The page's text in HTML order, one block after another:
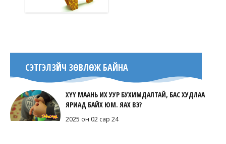
СЭТГЭЛЗҮЙЧ ЗӨВЛӨЖ БАЙНА
ХҮҮ МААНЬ ИХ УУР БУХИМДАЛТАЙ, БАС ХУДЛАА
ЯРИАД БАЙХ ЮМ. ЯАХ ВЭ?
2025 он 02 сар 24